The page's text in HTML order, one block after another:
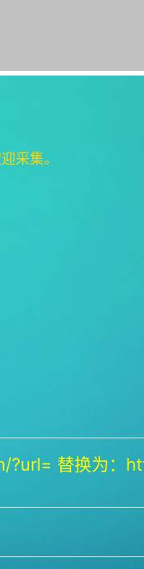
采集。
?url= 替换为：